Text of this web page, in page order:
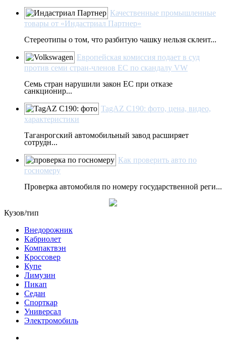
Качественные промышленные
товары от «Индастриал Партнер»
Стереотипы о том, что разбитую чашку нельзя склеит...
Европейская комиссия подает в суд
против семи стран-членов ЕС по скандалу VW
Семь стран нарушили закон ЕС при отказе
санкционир...
TagAZ C190: фото, цена, видео,
характеристики
Таганрогский автомобильный завод расширяет
сотрудн...
Как проверить авто по
госномеру
Проверка автомобиля по номеру государственной реги...
Кузов/тип
Внедорожник
Кабриолет
Компактвэн
Кроссовер
Купе
Лимузин
Пикап
Седан
Спорткар
Универсал
Электромобиль